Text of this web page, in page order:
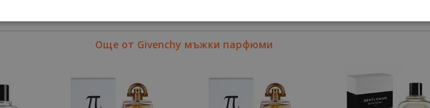
Още от Givenchy мъжки парфюми